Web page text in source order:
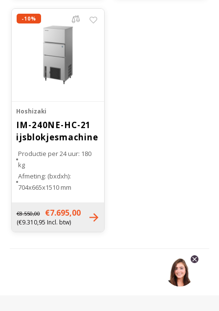
-10%
Hoshizaki
IM-240NE-HC-21
ijsblokjesmachine
Productie per 24 uur: 180
kg
Afmeting: (bxdxh):
704x665x1510 mm
Maat ijsblokje: extra klein
(XS)
€8.550,00 €7.695,00
(€9.310,95 Incl. btw)